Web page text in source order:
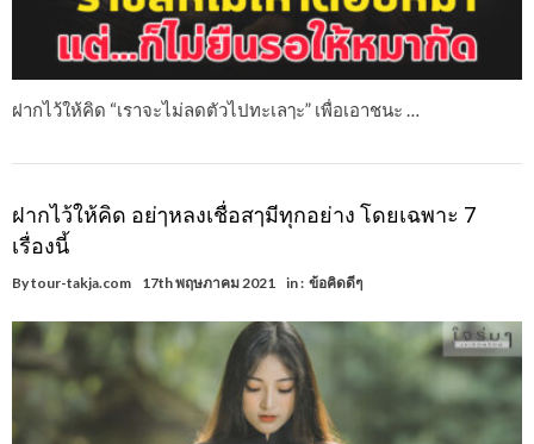
ฝากไว้ให้คิด “เราจะไม่ลดตัวไปทะเลๅะ” เพื่อเอาชนะ …
ฝากไว้ให้คิด อย่ๅหลงเชื่อสๅมีทุกอย่าง โดยเฉพาะ 7
เรื่องนี้
Bytour-takja.com 17th พฤษภาคม 2021 in : ข้อคิดดีๆ